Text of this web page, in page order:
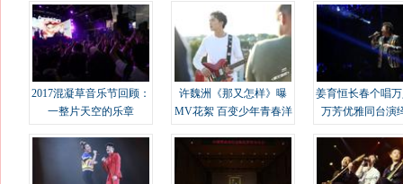
2017混凝草音乐节回顾：
一整片天空的乐章
许魏洲《那又怎样》曝
MV花絮 百变少年青春洋
姜育恒长春个唱
万芳优雅同台演